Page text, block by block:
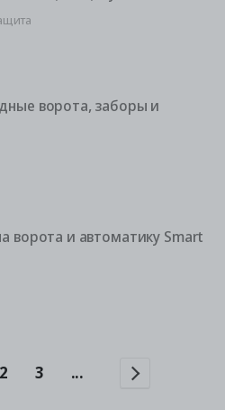
ворота, заборы и
ворота и автоматику Smart
2 3 ...